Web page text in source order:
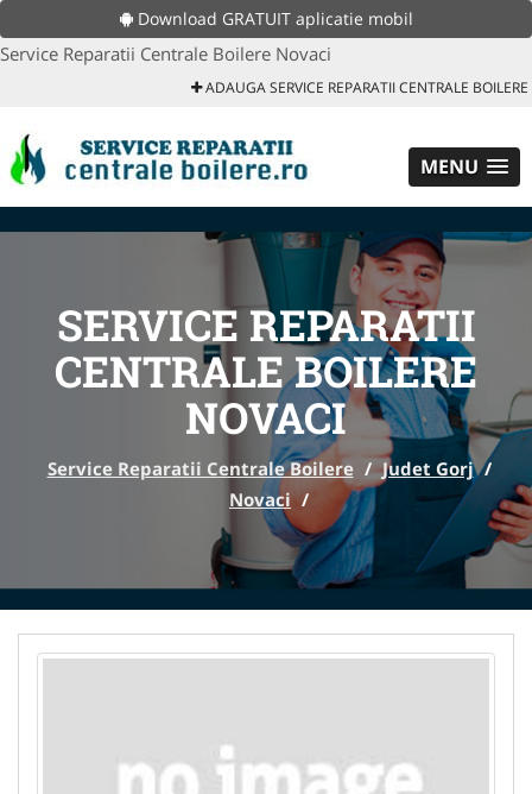
Download GRATUIT aplicatie mobil
Service Reparatii Centrale Boilere Novaci
ADAUGA SERVICE REPARATII CENTRALE BOILERE
MENU
SERVICE REPARATII
CENTRALE BOILERE
NOVACI
Service Reparatii Centrale Boilere / Judet Gorj /
Novaci /